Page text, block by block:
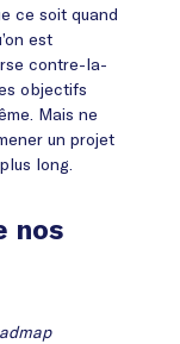
ce soit quand
est
contre-la-
objectifs
Mais ne
un projet
long.
nos